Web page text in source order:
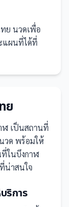
ย นวดเพื่อ
แผนที่ได้ที่
ย
ฬ เป็นสถานที่
วด พร้อมให้
ในบึงกาฬ
น่าสนใจ
ริการ